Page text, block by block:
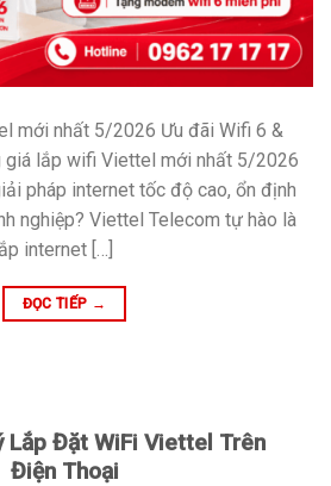
mới nhất 5/2026 Ưu đãi Wifi 6 &
giá lắp wifi Viettel mới nhất 5/2026
pháp internet tốc độ cao, ổn định
nghiệp? Viettel Telecom tự hào là
internet […]
ĐỌC TIẾP →
Lắp Đặt WiFi Viettel Trên
Điện Thoại